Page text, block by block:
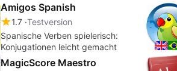
Amigos Spanish
1.7 Testversion
Spanische Verben spielerisch:
Konjugationen leicht gemacht
MagicScore Maestro